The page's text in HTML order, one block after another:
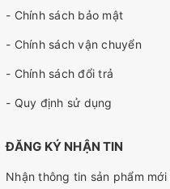
- Chính sách bảo mật
- Chính sách vận chuyển
- Chính sách đổi trả
- Quy định sử dụng
ĐĂNG KÝ NHẬN TIN
Nhận thông tin sản phẩm